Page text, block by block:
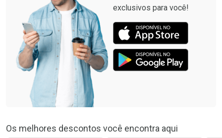
exclusivos para você!
Os melhores descontos você encontra aqui